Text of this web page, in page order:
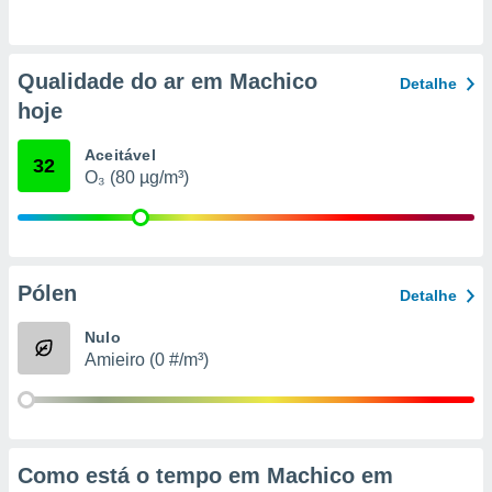
ou opor-
qualquer
em “
na
ou aceder
para
Qualidade do ar em Machico
hoje
Detalhe
32 Aceitável
O₃ (80 µg/m³)
Pólen Detalhe
Nulo
Amieiro (0 #/m³)
Como está o tempo em Machico em